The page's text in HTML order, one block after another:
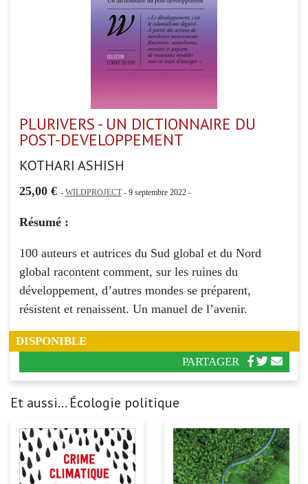
PLURIVERS - UN DICTIONNAIRE DU
POST-DEVELOPPEMENT
KOTHARI ASHISH
25,00 € - WILDPROJECT- 9 septembre 2022 -
Résumé :
100 auteurs et autrices du Sud global et du Nord
global racontent comment, sur les ruines du
développement, d’autres mondes se préparent,
résistent et renaissent. Un manuel de l’avenir.
DISPONIBLE
PARTAGER
Et aussi... Écologie politique